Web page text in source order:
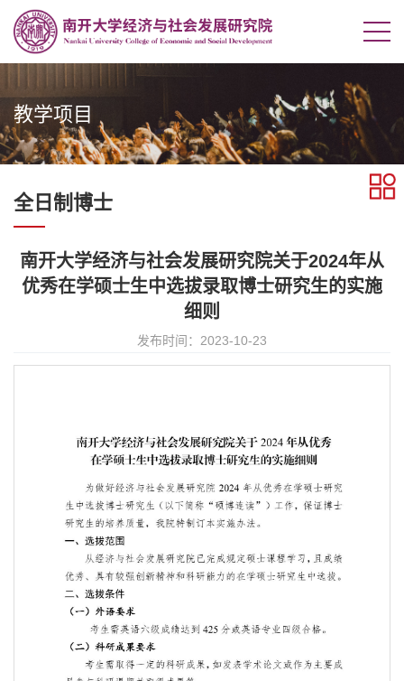
教学项目
全日制博士
南开大学经济与社会发展研究院关于2024年从
优秀在学硕士生中选拔录取博士研究生的实施
细则
发布时间：2023-10-23